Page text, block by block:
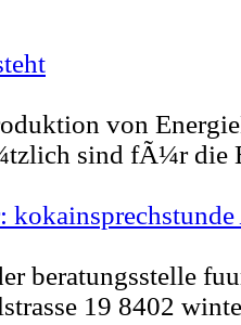
von
sind fÃ¼r die
beratungsstelle
19 8402